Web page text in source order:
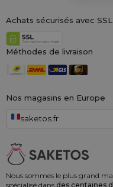
Nous sommes le plus grand
spécialisé dans des centaines
Nos magasins en Europe
saketos.fr
Achats sécurisés avec SSL
Méthodes de livraison